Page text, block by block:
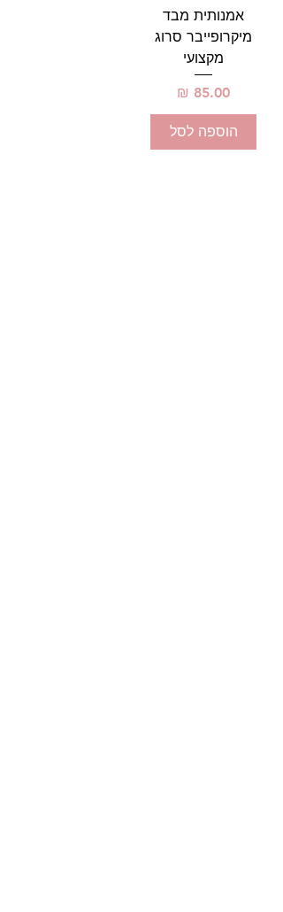
אמנותית מבד
מיקרופייבר סרוג
מקצועי
מחיר
הוספה לסל